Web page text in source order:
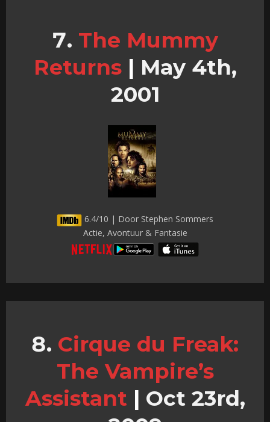
The Mummy
Returns | May 4th,
2001
6.4/10 | Door Stephen Sommers
Actie, Avontuur & Fantasie
Cirque du Freak:
The Vampire’s
Assistant | Oct 23rd,